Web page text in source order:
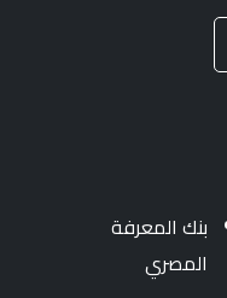
بنك المعرفة
المصري